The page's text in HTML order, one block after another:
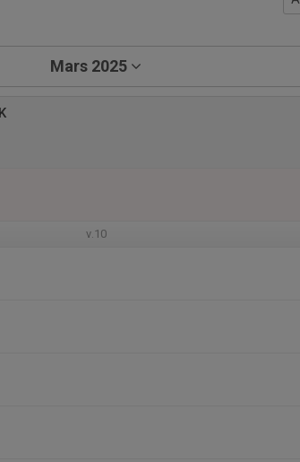
Mars 2025
v.10